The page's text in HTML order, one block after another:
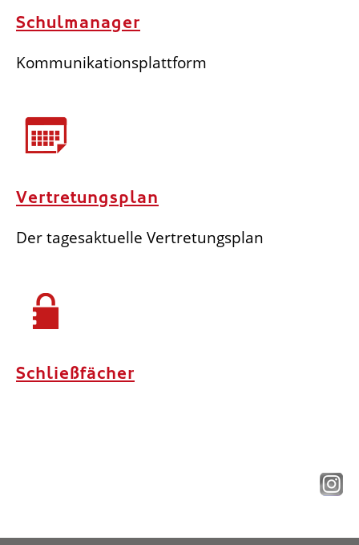
Schulmanager
Kommunikationsplattform
Vertretungsplan
Der tagesaktuelle Vertretungsplan
Schließfächer